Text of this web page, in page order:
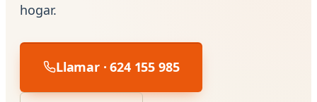
hogar.
Llamar · 624 155 985